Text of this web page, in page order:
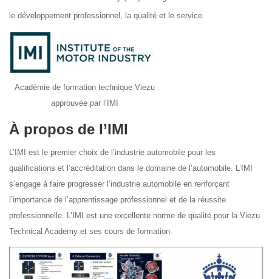
le développement professionnel, la qualité et le service.
Académie de formation technique Viezu
approuvée par l’IMI
À propos de l’IMI
L’IMI est le premier choix de l’industrie automobile pour les
qualifications et l’accréditation dans le domaine de l’automobile. L’IMI
s’engage à faire progresser l’industrie automobile en renforçant
l’importance de l’apprentissage professionnel et de la réussite
professionnelle. L’IMI est une excellente norme de qualité pour la Viezu
Technical Academy et ses cours de formation.